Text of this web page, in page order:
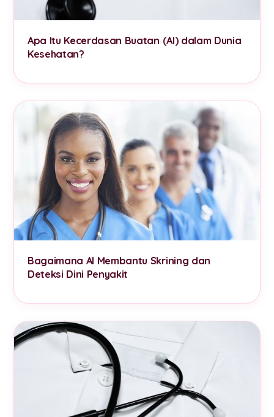
Apa Itu Kecerdasan Buatan (AI) dalam Dunia
Kesehatan?
Bagaimana AI Membantu Skrining dan
Deteksi Dini Penyakit